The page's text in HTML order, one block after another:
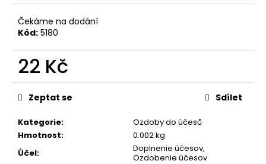
Čekáme na dodání
Kód: 5180
22 Kč
Měrná
cena:
Kategorie:
Ozdoby do účesů
Hmotnost:
0.002 kg
Účel:
Doplnenie účesov,
Ozdobenie účesov
Zeptat se Sdílet
r
u
č
u
m
e